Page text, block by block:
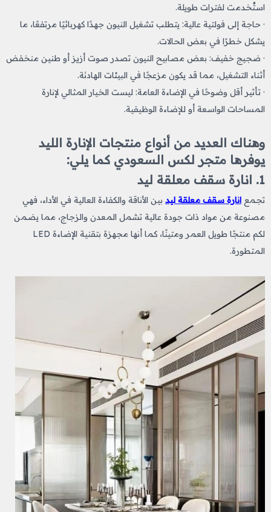
استُخدمت لفترات طويلة.
· حاجة إلى فولتية عالية: يتطلب تشغيل النيون جهدًا كهربائيًا مرتفعًا، ما
يشكل خطرًا في بعض الحالات.
· ضجيج خفيف: بعض مصابيح النيون تصدر صوت أزيز أو طنين منخفض
أثناء التشغيل، مما قد يكون مزعجًا في البيئات الهادئة.
· تأثير أقل وضوحًا في الإضاءة العامة: ليست الخيار المثالي لإنارة
المساحات الواسعة أو للإضاءة الوظيفية.
وهناك العديد من أنواع منتجات الإنارة الليد
يوفرها متجر لكس السعودي كما يلي:
1. انارة سقف معلقة ليد
تجمع انارة سقف معلقة ليد بين الأناقة والكفاءة العالية في الأداء، فهي
مصنوعة من مواد ذات جودة عالية تشمل المعدن والزجاج، مما يضمن
لكم منتجًا طويل العمر ومتينًا، كما أنها مجهزة بتقنية الإضاءة LED
المتطورة.